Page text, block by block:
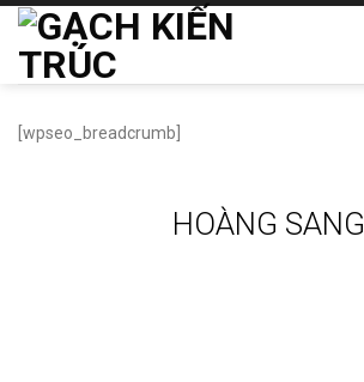
Chuyển
dung
[wpseo_breadcrumb]
HOÀNG SANG